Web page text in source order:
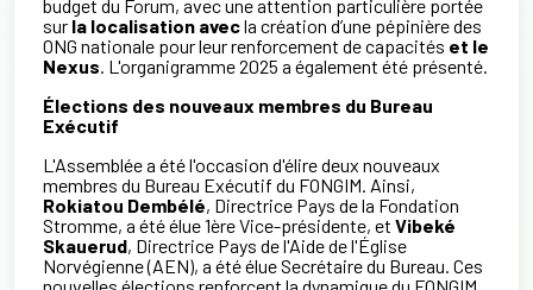
budget du Forum, avec une attention particulière portée
sur la localisation avecla création d’une pépinière des
ONG nationale pour leur renforcement de capacités et le
Nexus. L'organigramme 2025 a également été présenté.
Élections des nouveaux membres du Bureau
Exécutif
L'Assemblée a été l'occasion d'élire deux nouveaux
membres du Bureau Exécutif du FONGIM. Ainsi,
Rokiatou Dembélé, Directrice Pays de la Fondation
Stromme, a été élue 1ère Vice-présidente, et Vibeké
Skauerud, Directrice Pays de l'Aide de l'Église
Norvégienne (AEN), a été élue Secrétaire du Bureau. Ces